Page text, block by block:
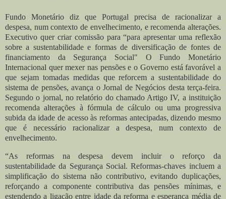
Fundo Monetário diz que Portugal precisa de racionalizar a
despesa, num contexto de envelhecimento, e recomenda alterações.
Executivo quer criar comissão para “para apresentar uma reflexão
sobre a sustentabilidade e formas de diversificação de fontes de
financiamento da Segurança Social" O Fundo Monetário
Internacional quer mexer nas pensões e o Governo está favorável a
que sejam tomadas medidas que reforcem a sustentabilidade do
sistema de pensões, avança o Jornal de Negócios desta terça-feira.
Segundo o jornal, no relatório do chamado Artigo IV, a instituição
recomenda alterações à fórmula de cálculo ou uma progressiva
subida da idade de acesso às reformas antecipadas, dizendo mesmo
que é necessário racionalizar a despesa, num contexto de
envelhecimento.
“As reformas na despesa devem incluir o reforço da
sustentabilidade da Segurança Social. Reformas-chaves incluem a
simplificação do sistema não contributivo, evitando duplicações,
reforçando a componente contributiva das pensões mínimas, e
estendendo a ligação entre idade da reforma e esperança média de